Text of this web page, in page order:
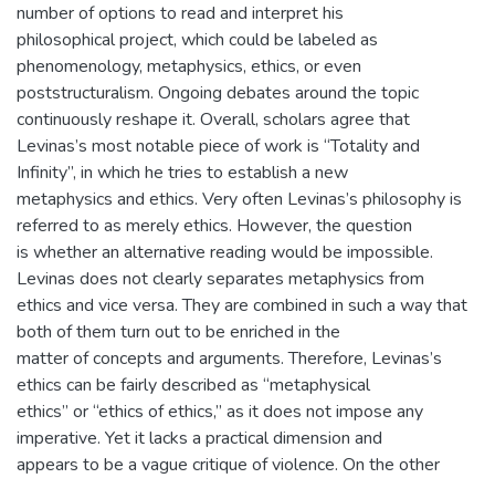
number of options to read and interpret his
philosophical project, which could be labeled as
phenomenology, metaphysics, ethics, or even
poststructuralism. Ongoing debates around the topic
continuously reshape it. Overall, scholars agree that
Levinas’s most notable piece of work is “Totality and
Infinity”, in which he tries to establish a new
metaphysics and ethics. Very often Levinas’s philosophy is
referred to as merely ethics. However, the question
is whether an alternative reading would be impossible.
Levinas does not clearly separates metaphysics from
ethics and vice versa. They are combined in such a way that
both of them turn out to be enriched in the
matter of concepts and arguments. Therefore, Levinas’s
ethics can be fairly described as “metaphysical
ethics” or “ethics of ethics,” as it does not impose any
imperative. Yet it lacks a practical dimension and
appears to be a vague critique of violence. On the other